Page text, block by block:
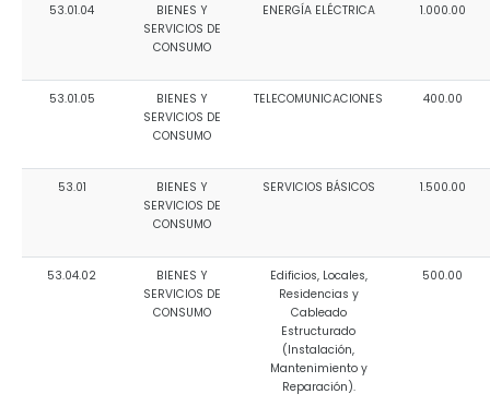
53.01.04
BIENES Y
SERVICIOS DE
CONSUMO
ENERGÍA ELÉCTRICA 1.000.00
53.01.05
BIENES Y
SERVICIOS DE
CONSUMO
TELECOMUNICACIONES 400.00
53.01
BIENES Y
SERVICIOS DE
CONSUMO
SERVICIOS BÁSICOS 1.500.00
53.04.02
BIENES Y
SERVICIOS DE
CONSUMO
Edificios, Locales,
Residencias y
Cableado
Estructurado
(Instalación,
Mantenimiento y
Reparación).
500.00